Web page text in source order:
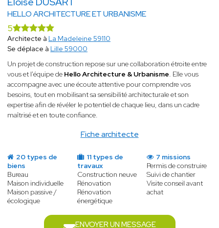
HELLO ARCHITECTURE ET URBANISME
Fiche architecte
5
Architecte à La Madeleine 59110
Se déplace à Lille 59000
Un projet de construction repose sur une collaboration étroite entre
vous et l'équipe de Hello Architecture & Urbanisme. Elle vous
accompagne avec une écoute attentive pour comprendre vos
besoins, tout en mobilisant sa sensibilité architecturale et son
expertise afin de révéler le potentiel de chaque lieu, dans un cadre
maîtrisé et en toute confiance.
20 types de
biens
Bureau
Maison individuelle
Maison passive /
écologique
11 types de
travaux
Construction neuve
Rénovation
Rénovation
énergétique
7 missions
Permis de construire
Suivi de chantier
Visite conseil avant
achat
ENVOYER UN MESSAGE